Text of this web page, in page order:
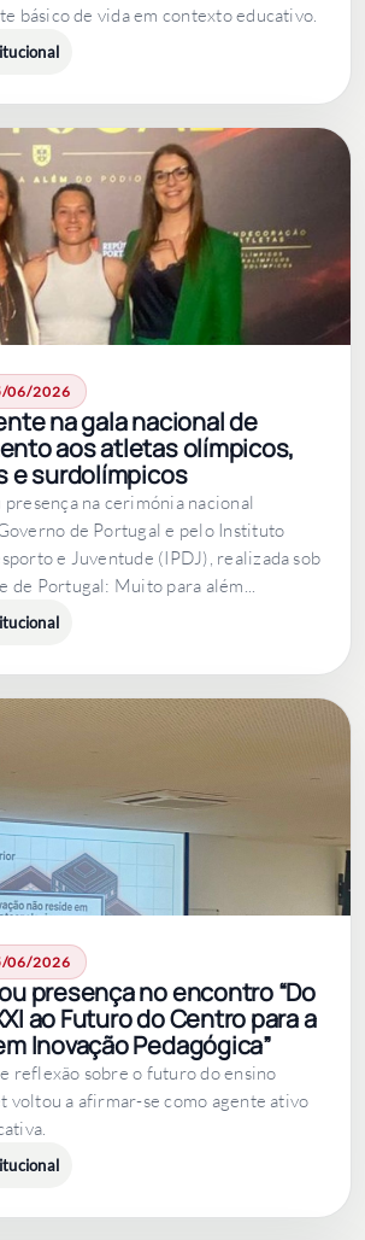
básico de vida em contexto educativo.
06/2026
na gala nacional de
aos atletas olímpicos,
e surdolímpicos
na cerimónia nacional
de Portugal e pelo Instituto
e Juventude (IPDJ), realizada sob
de Portugal: Muito para além...
06/2026
presença no encontro “Do
ao Futuro do Centro para a
Inovação Pedagógica”
reflexão sobre o futuro do ensino
voltou a afirmar-se como agente ativo